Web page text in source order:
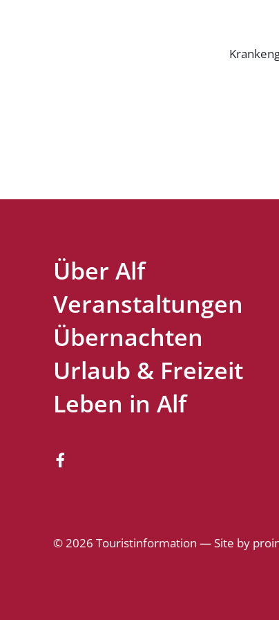
Über Alf
Veranstaltungen
Übernachten
Urlaub & Freizeit
Leben in Alf

© 2026 Touristinformation — Site by